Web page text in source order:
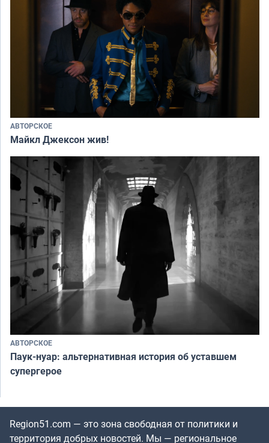
АВТОРСКОЕ
Майкл Джексон жив!
АВТОРСКОЕ
Паук-нуар: альтернативная история об уставшем
супергерое
Region51.com — это зона свободная от политики и
территория добрых новостей. Мы — региональное